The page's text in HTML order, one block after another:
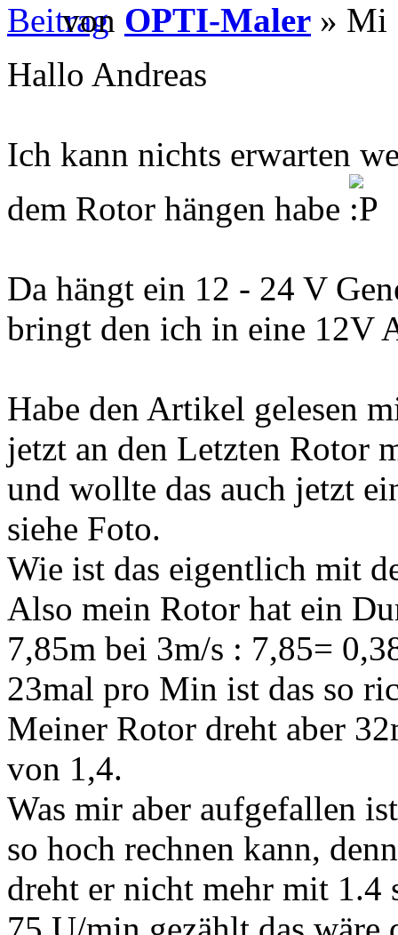
von OPTI-Maler » Mi
Hallo Andreas
Ich kann nichts erwarten
dem Rotor hängen habe
Da hängt ein 12 - 24 V
bringt den ich in eine 12V
Habe den Artikel gelesen
jetzt an den Letzten Rotor
und wollte das auch jetzt
siehe Foto.
Wie ist das eigentlich mit
Also mein Rotor hat ein
7,85m bei 3m/s : 7,85=
23mal pro Min ist das so
Meiner Rotor dreht aber
von 1,4.
Was mir aber aufgefallen
so hoch rechnen kann,
dreht er nicht mehr mit 1.4